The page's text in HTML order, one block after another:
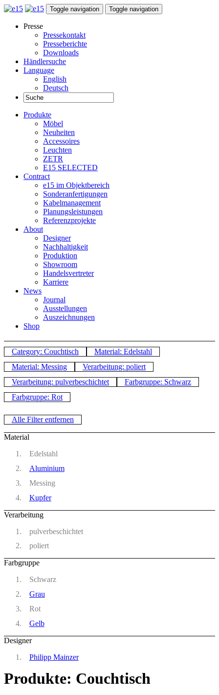
Toggle navigation Toggle navigation
Presse
Pressekontakt
Presseberichte
Downloads
Händlersuche
Language
English
Deutsch
Produkte
Möbel
Neuheiten
Accessoires
Leuchten
ZETR
E15 SELECTED
Contract
e15 im Objektbereich
Sonderanfertigungen
Kabelmanagement
Planungsleistungen
Referenzprojekte
About
Designer
Nachhaltigkeit
Produktion
Showroom
Handelsvertreter
Karriere
News
Journal
Ausstellungen
Auszeichnungen
Shop
Category: Couchtisch
Material: Edelstahl
Material: Messing
Verarbeitung: poliert
Verarbeitung: pulverbeschichtet
Farbgruppe: Schwarz
Farbgruppe: Rot
Alle Filter entfernen
Material
Edelstahl
Aluminium
Messing
Kupfer
Verarbeitung
pulverbeschichtet
poliert
Farbgruppe
Schwarz
Grau
Rot
Gelb
Designer
Philipp Mainzer
Produkte: Couchtisch